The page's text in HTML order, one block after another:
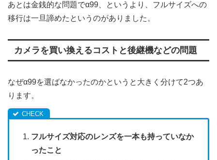
あとは金銭的な問題でα99、というより、フルサイズへの
移行は一旦諦めたというのがありました。
カメラを買い換えるコストと後継機などの問題
なぜα99を選ばなかったのかというと大きく分けて2つあ
ります。
フルサイズ対応のレンズを一本も持っていなか
ったこと